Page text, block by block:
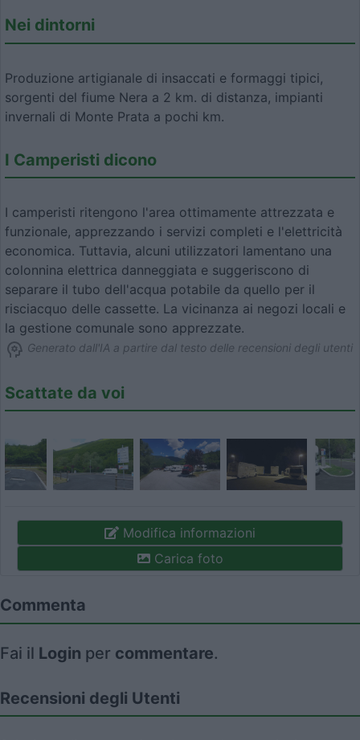
Nei dintorni
Produzione artigianale di insaccati e formaggi tipici,
sorgenti del fiume Nera a 2 km. di distanza, impianti
invernali di Monte Prata a pochi km.
I Camperisti dicono
I camperisti ritengono l'area ottimamente attrezzata e
funzionale, apprezzando i servizi completi e l'elettricità
economica. Tuttavia, alcuni utilizzatori lamentano una
colonnina elettrica danneggiata e suggeriscono di
separare il tubo dell'acqua potabile da quello per il
risciacquo delle cassette. La vicinanza ai negozi locali e
la gestione comunale sono apprezzate.
Generato dall'IA a partire dal testo delle recensioni degli utenti
Scattate da voi
Modifica informazioni
Carica foto
Commenta
Fai il Login per commentare.
Recensioni degli Utenti